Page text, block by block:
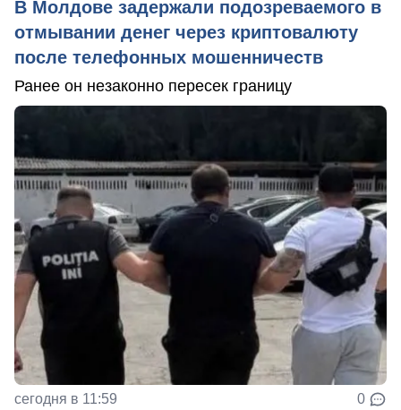
В Молдове задержали подозреваемого в
отмывании денег через криптовалюту
после телефонных мошенничеств
Ранее он незаконно пересек границу
сегодня в 11:59 0